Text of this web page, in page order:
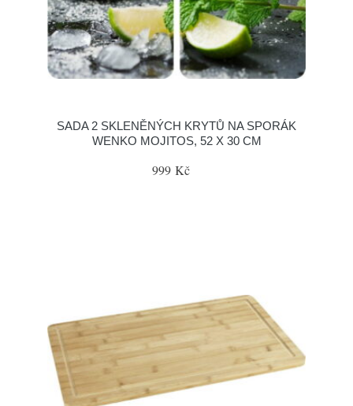
SADA 2 SKLENĚNÝCH KRYTŮ NA SPORÁK
WENKO MOJITOS, 52 X 30 CM
999 Kč